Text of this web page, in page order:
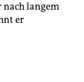
nach langem
er